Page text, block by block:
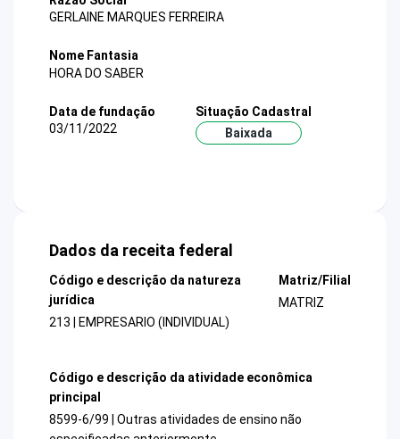
GERLAINE MARQUES FERREIRA
Nome Fantasia
HORA DO SABER
Data de fundação
03/11/2022
Situação Cadastral
Baixada
Dados da receita federal
Código e descrição da natureza
jurídica
213 | EMPRESARIO (INDIVIDUAL)
Matriz/Filial
MATRIZ
Código e descrição da atividade econômica
principal
8599-6/99 | Outras atividades de ensino não